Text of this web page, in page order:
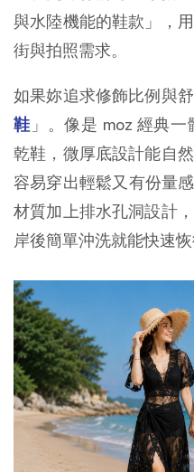
與水陸機能的鞋款」，
街與拍照需求。
如果妳追求修飾比例與
鞋 」。像是 moz 經典
乾鞋，微厚底設計能自
容易穿出輕鬆又有份量
材質加上排水孔洞設計
岸後簡單沖洗就能快速恢